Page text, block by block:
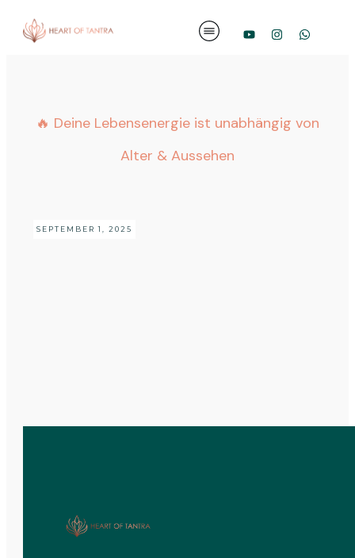
🔥 Deine Lebensenergie ist unabhängig von
Alter & Aussehen
SEPTEMBER 1, 2025